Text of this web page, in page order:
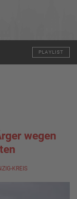
PLAYLIST
wegen
KREIS